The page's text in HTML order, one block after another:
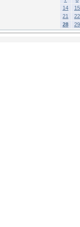
14
15
21
22
28
29